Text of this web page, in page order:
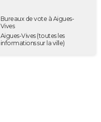
Bureaux de vote à Aigues-
Vives
Aigues-Vives(toutes les
informations sur la ville)